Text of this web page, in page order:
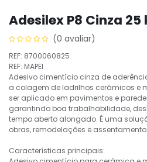
Adesilex P8 Cinza
(0 avaliar)
REF: 8700060825
REF: MAPEI
Adesivo cimentício cinza de
a colagem de ladrilhos cerâmicos e
ser aplicado em pavimentos e
garantindo boa trabalhabilidade,
tempo aberto alongado. É uma
obras, remodelações e
Características principais: